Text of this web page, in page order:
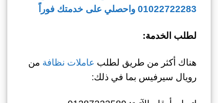
01022722283 واحصلي على خدمتك فوراً
لطلب الخدمة:
هناك أكثر من طريق لطلب عاملات نظافة من
رويال سيرفيس بما في ذلك: